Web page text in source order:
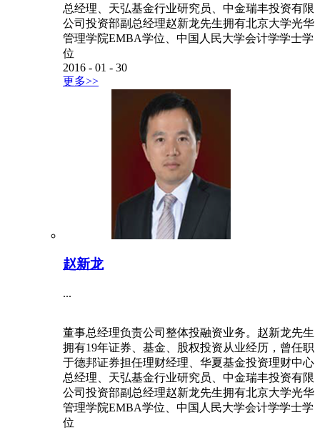
总经理、天弘基金行业研究员、中金瑞丰投资有限
公司投资部副总经理赵新龙先生拥有北京大学光华
管理学院EMBA学位、中国人民大学会计学学士学
位
2016 - 01 - 30
更多>>
赵新龙
...
董事总经理负责公司整体投融资业务。赵新龙先生
拥有19年证券、基金、股权投资从业经历，曾任职
于德邦证券担任理财经理、华夏基金投资理财中心
总经理、天弘基金行业研究员、中金瑞丰投资有限
公司投资部副总经理赵新龙先生拥有北京大学光华
管理学院EMBA学位、中国人民大学会计学学士学
位